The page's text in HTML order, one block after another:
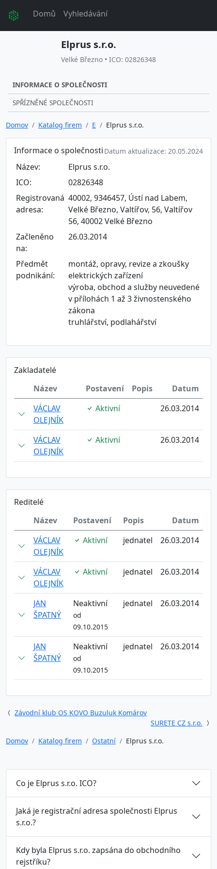
Domů Vyhledávání
Elprus s.r.o.
Velké Březno • ICO: 02826348
INFORMACE O SPOLEČNOSTI
SPŘÍZNĚNÉ SPOLEČNOSTI
Domov Katalog firem E Elprus s.r.o.
Informace o společnosti Datum aktualizace: 20.05.2024
Název:
Elprus s.r.o.
ICO:
02826348
Registrovaná
adresa:
40002, 9346457, Ústí nad Labem,
Velké Březno, Valtířov, 56, Valtířov
56, 40002 Velké Březno
Začleněno
na:
26.03.2014
Předmět
podnikání:
montáž, opravy, revize a zkoušky
elektrických zařízení
výroba, obchod a služby neuvedené
v přílohách 1 až 3 živnostenského
zákona
truhlářství, podlahářství
Zakladatelé
Název
Postavení Popis
Datum
VÁCLAV
OLEJNÍK
Aktivní 26.03.2014
VÁCLAV
OLEJNÍK
Aktivní 26.03.2014
Reditelé
Název
Postavení Popis
Datum
VÁCLAV
OLEJNÍK
Aktivní jednatel 26.03.2014
VÁCLAV
OLEJNÍK
Aktivní jednatel 26.03.2014
JAN
ŠPATNÝ
Neaktivní
od
09.10.2015
jednatel 26.03.2014
JAN
ŠPATNÝ
Neaktivní
od
09.10.2015
jednatel 26.03.2014
Závodní klub OS KOVO Buzuluk Komárov
SURETE CZ s.r.o.
Domov
Katalog firem Ostatní Elprus s.r.o.
Co je Elprus s.r.o. ICO?
Jaká je registrační adresa společnosti Elprus
s.r.o.?
Kdy byla Elprus s.r.o. zapsána do obchodního
rejstříku?